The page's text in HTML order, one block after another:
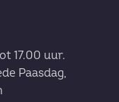
17.00 uur.
Paasdag,